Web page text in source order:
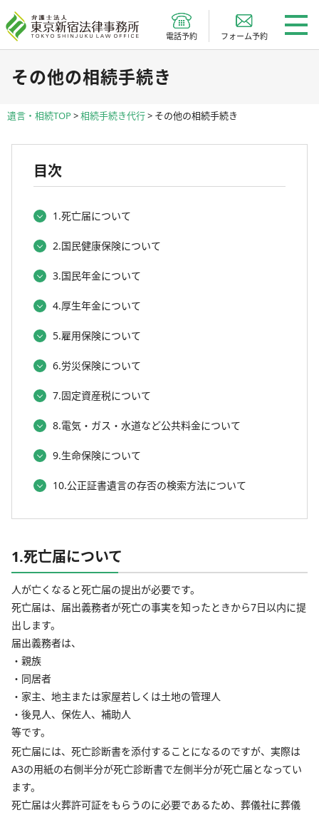
電話予約 フォーム予約
その他の相続手続き
遺言・相続TOP>相続手続き代行> その他の相続手続き
目次
1.死亡届について
2.国民健康保険について
3.国民年金について
4.厚生年金について
5.雇用保険について
6.労災保険について
7.固定資産税について
8.電気・ガス・水道など公共料金について
9.生命保険について
10.公正証書遺言の存否の検索方法について
1.死亡届について
人が亡くなると死亡届の提出が必要です。
死亡届は、届出義務者が死亡の事実を知ったときから7日以内に提
出します。
届出義務者は、
・親族
・同居者
・家主、地主または家屋若しくは土地の管理人
・後見人、保佐人、補助人
等です。
死亡届には、死亡診断書を添付することになるのですが、実際は
A3の用紙の右側半分が死亡診断書で左側半分が死亡届となってい
ます。
死亡届は火葬許可証をもらうのに必要であるため、葬儀社に葬儀